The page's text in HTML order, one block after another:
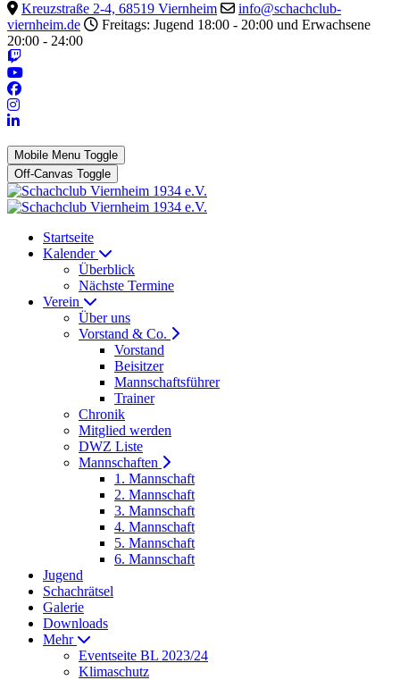
Kreuzstraße 2-4, 68519 Viernheim
info@schachclub-
viernheim.de
Freitags: Jugend 18:00 - 20:00 und Erwachsene
20:00 - 24:00
Mobile Menu Toggle
Off-Canvas Toggle
Startseite
Kalender
Überblick
Nächste Termine
Verein
Über uns
Vorstand & Co.
Vorstand
Beisitzer
Mannschaftsführer
Trainer
Chronik
Mitglied werden
DWZ Liste
Mannschaften
1. Mannschaft
2. Mannschaft
3. Mannschaft
4. Mannschaft
5. Mannschaft
6. Mannschaft
Jugend
Schachrätsel
Galerie
Downloads
Mehr
Eventseite BL 2023/24
Klimaschutz